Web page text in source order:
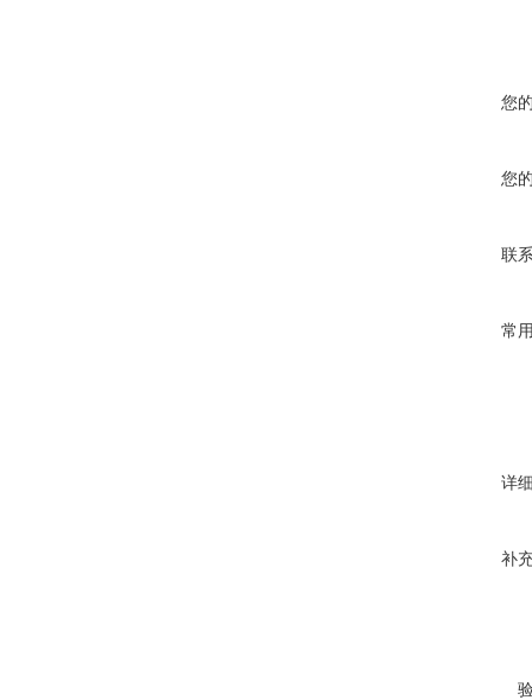
您
您
联
常
详
补